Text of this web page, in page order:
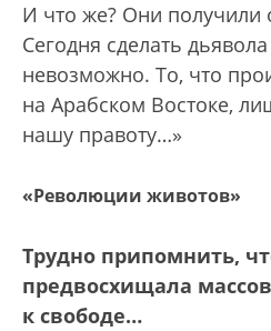
И что же? Они получили
Сегодня сделать
невозможно. То, что
на Арабском Востоке,
нашу правоту…»
«Революции животов»
Трудно припомнить,
предвосхищала
к свободе…